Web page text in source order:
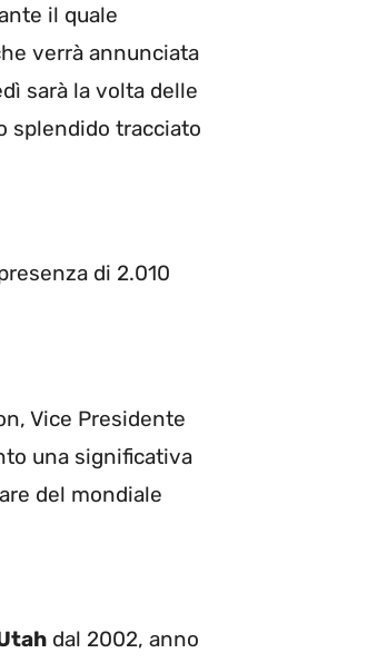
il quale
verrà annunciata
sarà la volta delle
splendido tracciato
di 2.010
Vice Presidente
una significativa
del mondiale
dal 2002, anno